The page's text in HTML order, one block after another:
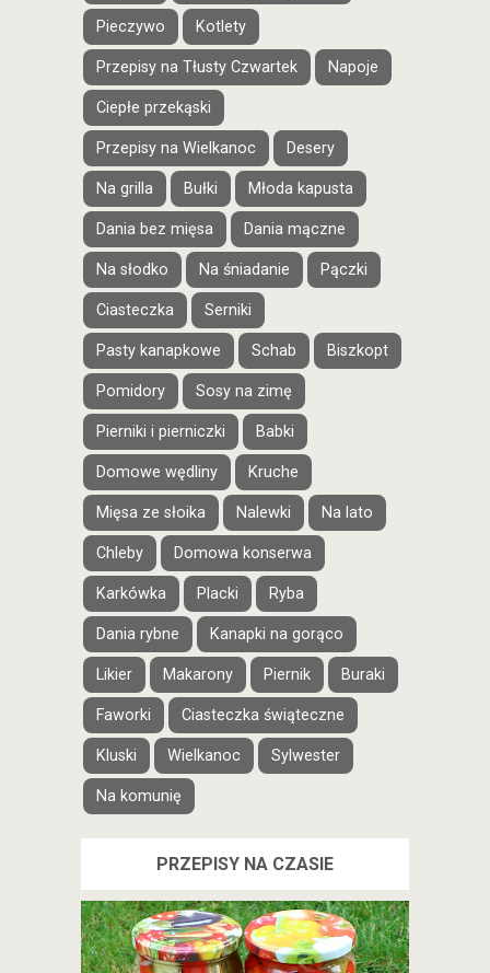
Pieczywo Kotlety
Przepisy na Tłusty Czwartek Napoje
Ciepłe przekąski
Przepisy na Wielkanoc Desery
Na grilla Bułki Młoda kapusta
Dania bez mięsa Dania mączne
Na słodko Na śniadanie Pączki
Ciasteczka Serniki
Pasty kanapkowe Schab Biszkopt
Pomidory Sosy na zimę
Pierniki i pierniczki Babki
Domowe wędliny Kruche
Mięsa ze słoika Nalewki Na lato
Chleby Domowa konserwa
Karkówka Placki Ryba
Dania rybne Kanapki na gorąco
Likier Makarony Piernik Buraki
Faworki Ciasteczka świąteczne
Kluski Wielkanoc Sylwester
Na komunię
PRZEPISY NA CZASIE